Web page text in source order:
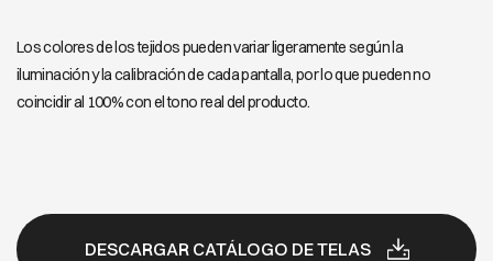
Los colores de los tejidos pueden variar ligeramente según la
iluminación y la calibración de cada pantalla, por lo que pueden no
coincidir al 100% con el tono real del producto.
DESCARGAR CATÁLOGO DE TELAS